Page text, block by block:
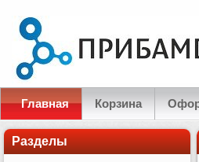
Главная Корзина
Разделы